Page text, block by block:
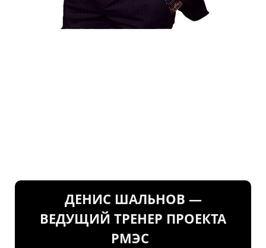
ДЕНИС ШАЛЬНОВ —
ВЕДУЩИЙ ТРЕНЕР ПРОЕКТА
РМЭС